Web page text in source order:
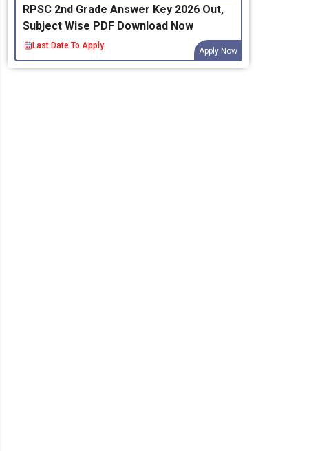
RPSC 2nd Grade Answer Key 2026 Out,
Subject Wise PDF Download Now
Last Date To Apply:
Apply Now